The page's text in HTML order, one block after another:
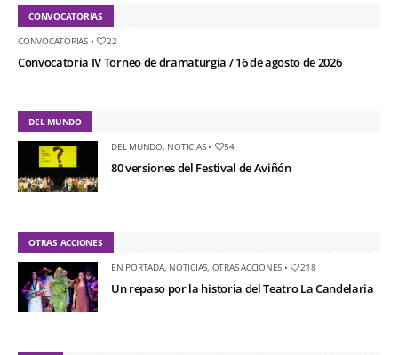
CONVOCATORIAS
CONVOCATORIAS• 22
Convocatoria IV Torneo de dramaturgia / 16 de agosto de 2026
DEL MUNDO
DEL MUNDO, NOTICIAS• 54
80 versiones del Festival de Aviñón
OTRAS ACCIONES
EN PORTADA, NOTICIAS OTRAS ACCIONES • 218
Un repaso por la historia del Teatro La Candelaria